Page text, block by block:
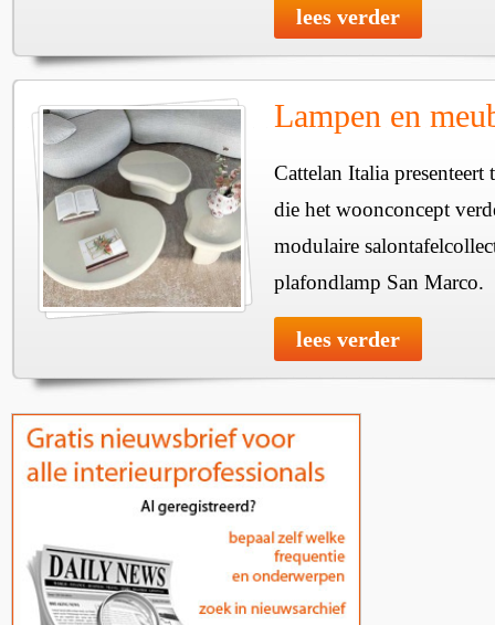
lees verder
Lampen en
Cattelan Italia
die het woonconcept
modulaire
plafondlamp San Marco.
lees verder